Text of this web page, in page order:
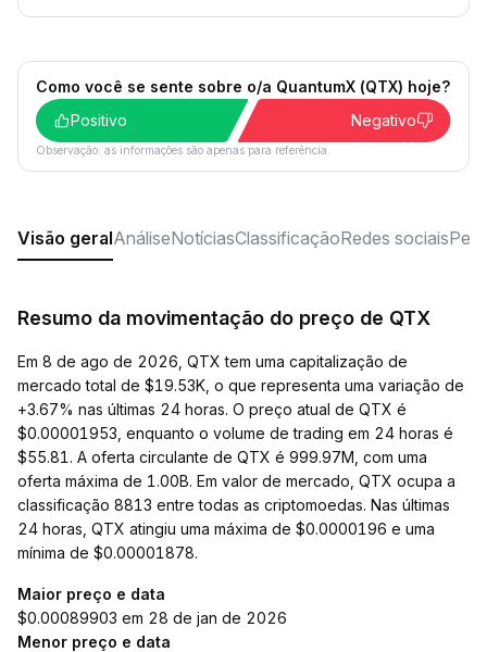
Como você se sente sobre o/a QuantumX (QTX) hoje?
Positivo
Negativo
Observação: as informações são apenas para referência.
Visão geralAnáliseNotíciasClassificaçãoRedes sociais
Resumo da movimentação do preço de QTX
Em 8 de ago de 2026, QTX tem uma capitalização de
mercado total de $19.53K, o que representa uma variação de
+3.67% nas últimas 24 horas. O preço atual de QTX é
$0.00001953, enquanto o volume de trading em 24 horas é
$55.81. A oferta circulante de QTX é 999.97M, com uma
oferta máxima de 1.00B. Em valor de mercado, QTX ocupa a
classificação 8813 entre todas as criptomoedas. Nas últimas
24 horas, QTX atingiu uma máxima de $0.0000196 e uma
mínima de $0.00001878.
Maior preço e data
$0.00089903 em 28 de jan de 2026
Menor preço e data